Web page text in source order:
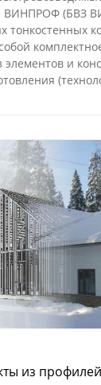
(БВЗ
тонкостенных
элементов и
из